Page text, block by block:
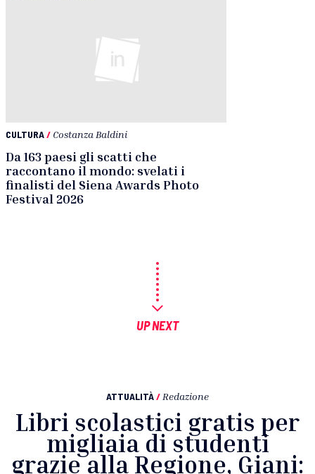
CULTURA/ Costanza Baldini
Da 163 paesi gli scatti che
raccontano il mondo: svelati i
finalisti del Siena Awards Photo
Festival 2026
UP NEXT
ATTUALITÀ/ Redazione
Libri scolastici gratis per
migliaia di studenti
grazie alla Regione, Giani: